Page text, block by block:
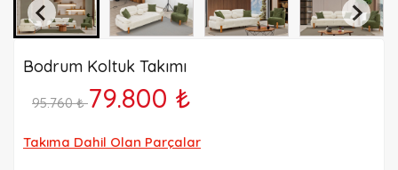
Bodrum Koltuk Takımı
95.760 ₺79.800 ₺
Takıma Dahil Olan Parçalar